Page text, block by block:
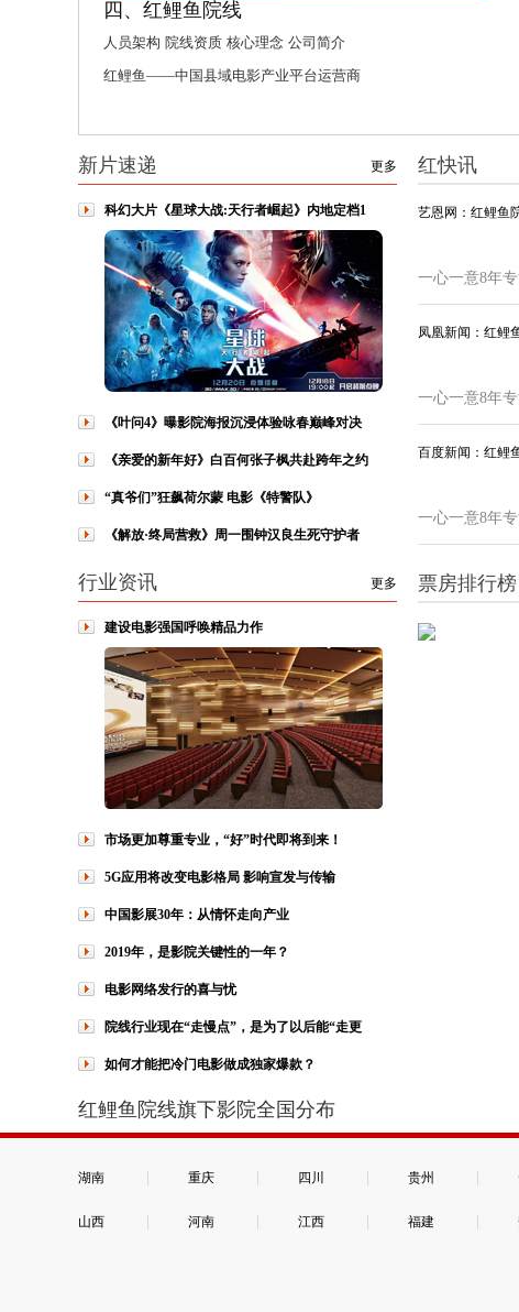
四、红鲤鱼院线
人员架构 院线资质 核心理念 公司简介
红鲤鱼——中国县域电影产业平台运营商
更多
新片速递
科幻大片《星球大战:天行者崛起》内地定档1
《叶问4》曝影院海报沉浸体验咏春巅峰对决
《亲爱的新年好》白百何张子枫共赴跨年之约
“真爷们”狂飙荷尔蒙 电影《特警队》
《解放·终局营救》周一围钟汉良生死守护者
更多
行业资讯
建设电影强国呼唤精品力作
市场更加尊重专业，“好”时代即将到来！
5G应用将改变电影格局 影响宣发与传输
中国影展30年：从情怀走向产业
2019年，是影院关键性的一年？
电影网络发行的喜与忧
院线行业现在“走慢点”，是为了以后能“走更
如何才能把冷门电影做成独家爆款？
红快讯
艺恩网：红鲤鱼
一心一意8年
凤凰新闻：红鲤
一心一意8年
百度新闻：红鲤
一心一意8年
票房排行榜
红鲤鱼院线旗下影院全国分布
湖南 重庆 四川 贵州
山西 河南 江西 福建